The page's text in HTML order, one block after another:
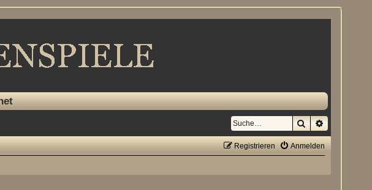
SucheErweiterte
Anmelden
Registrieren